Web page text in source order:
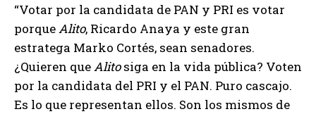
“Votar por la candidata de PAN y PRI es votar
porque Alito, Ricardo Anaya y este gran
estratega Marko Cortés, sean senadores.
¿Quieren que Alitosiga en la vida pública? Voten
por la candidata del PRI y el PAN. Puro cascajo.
Es lo que representan ellos. Son los mismos de